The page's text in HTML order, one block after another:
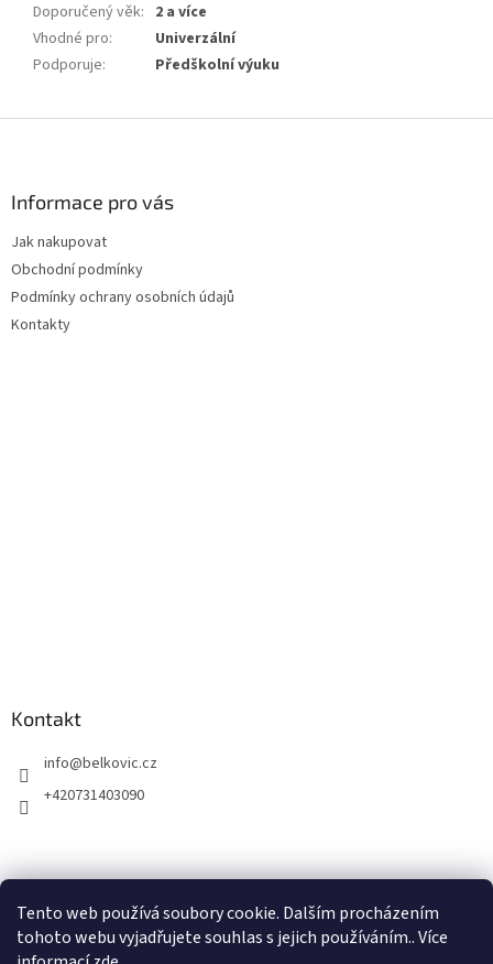
Tento web používá soubory cookie. Dalším procházením
tohoto webu vyjadřujete souhlas s jejich používáním.. Více
Doporučený věk: 2 a více
Vhodné pro:
Univerzální
Podporuje: Předškolní výuku
Informace pro vás
Jak nakupovat
Obchodní podmínky
Podmínky ochrany osobních údajů
Kontakty
Kontakt
info@belkovic.cz
+420731403090